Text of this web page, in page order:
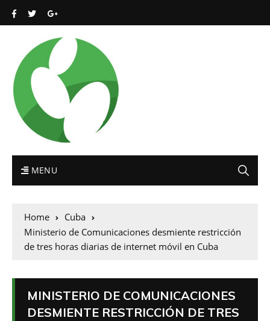
MENU
Home
Cuba
Ministerio de Comunicaciones desmiente restricción
de tres horas diarias de internet móvil en Cuba
MINISTERIO DE COMUNICACIONES
DESMIENTE RESTRICCIÓN DE TRES